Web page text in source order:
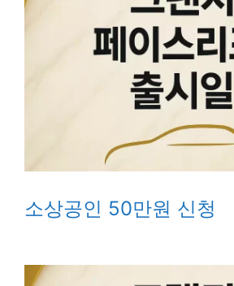
소상공인 50만원 신청